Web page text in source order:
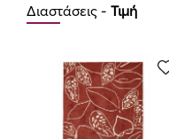
Διαστάσεις -Τιμή
426.00€
160cmx230cm
719.00€